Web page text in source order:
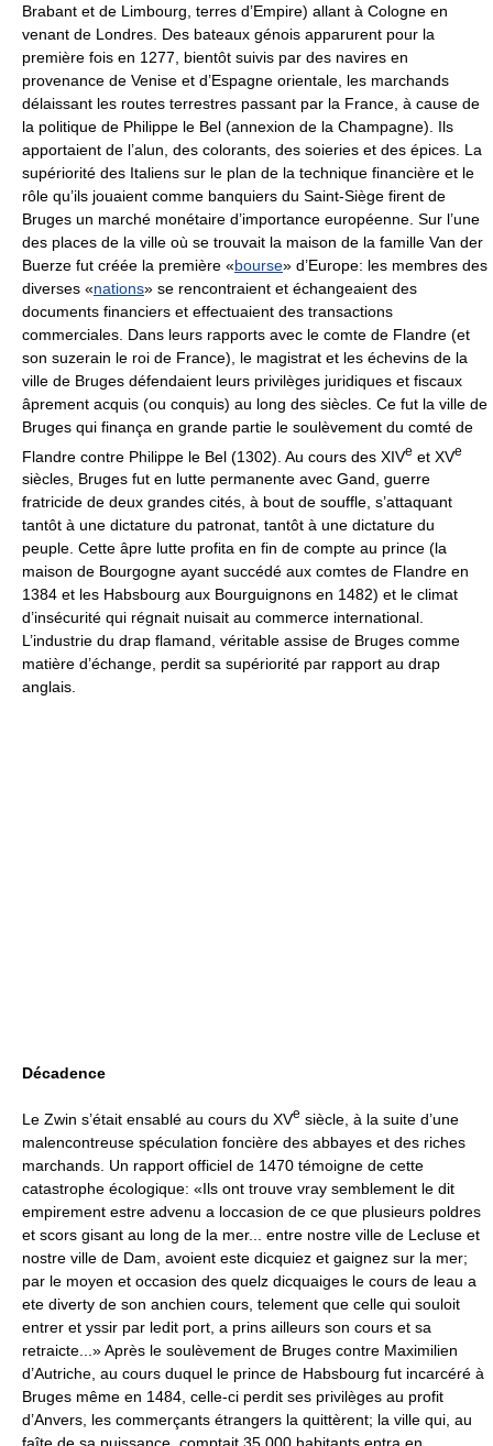
Brabant et de Limbourg, terres d’Empire) allant à Cologne en
venant de Londres. Des bateaux génois apparurent pour la
première fois en 1277, bientôt suivis par des navires en
provenance de Venise et d’Espagne orientale, les marchands
délaissant les routes terrestres passant par la France, à cause de
la politique de Philippe le Bel (annexion de la Champagne). Ils
apportaient de l’alun, des colorants, des soieries et des épices. La
supériorité des Italiens sur le plan de la technique financière et le
rôle qu’ils jouaient comme banquiers du Saint-Siège firent de
Bruges un marché monétaire d’importance européenne. Sur l’une
des places de la ville où se trouvait la maison de la famille Van der
Buerze fut créée la première «bourse» d’Europe: les membres des
diverses «nations» se rencontraient et échangeaient des
documents financiers et effectuaient des transactions
commerciales. Dans leurs rapports avec le comte de Flandre (et
son suzerain le roi de France), le magistrat et les échevins de la
ville de Bruges défendaient leurs privilèges juridiques et fiscaux
âprement acquis (ou conquis) au long des siècles. Ce fut la ville de
Bruges qui finança en grande partie le soulèvement du comté de
Flandre contre Philippe le Bel (1302). Au cours des XIVe et XVe
siècles, Bruges fut en lutte permanente avec Gand, guerre
fratricide de deux grandes cités, à bout de souffle, s’attaquant
tantôt à une dictature du patronat, tantôt à une dictature du
peuple. Cette âpre lutte profita en fin de compte au prince (la
maison de Bourgogne ayant succédé aux comtes de Flandre en
1384 et les Habsbourg aux Bourguignons en 1482) et le climat
d’insécurité qui régnait nuisait au commerce international.
L’industrie du drap flamand, véritable assise de Bruges comme
matière d’échange, perdit sa supériorité par rapport au drap
anglais.
Décadence
Le Zwin s’était ensablé au cours du XVe siècle, à la suite d’une
malencontreuse spéculation foncière des abbayes et des riches
marchands. Un rapport officiel de 1470 témoigne de cette
catastrophe écologique: «Ils ont trouve vray semblement le dit
empirement estre advenu a loccasion de ce que plusieurs poldres
et scors gisant au long de la mer... entre nostre ville de Lecluse et
nostre ville de Dam, avoient este dicquiez et gaignez sur la mer;
par le moyen et occasion des quelz dicquaiges le cours de leau a
ete diverty de son anchien cours, telement que celle qui souloit
entrer et yssir par ledit port, a prins ailleurs son cours et sa
retraicte...» Après le soulèvement de Bruges contre Maximilien
d’Autriche, au cours duquel le prince de Habsbourg fut incarcéré à
Bruges même en 1484, celle-ci perdit ses privilèges au profit
d’Anvers, les commerçants étrangers la quittèrent; la ville qui, au